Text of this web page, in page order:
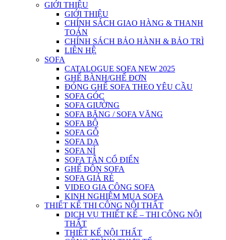
GIỚI THIỆU
GIỚI THIỆU
CHÍNH SÁCH GIAO HÀNG & THANH
TOÁN
CHÍNH SÁCH BẢO HÀNH & BẢO TRÌ
LIÊN HỆ
SOFA
CATALOGUE SOFA NEW 2025
GHẾ BÀNH/GHẾ ĐƠN
ĐÓNG GHẾ SOFA THEO YÊU CẦU
SOFA GÓC
SOFA GIƯỜNG
SOFA BĂNG / SOFA VĂNG
SOFA BỘ
SOFA GỖ
SOFA DA
SOFA NỈ
SOFA TÂN CỔ ĐIỂN
GHẾ ĐÔN SOFA
SOFA GIÁ RẺ
VIDEO GIA CÔNG SOFA
KINH NGHIỆM MUA SOFA
THIẾT KẾ THI CÔNG NỘI THẤT
DỊCH VỤ THIẾT KẾ – THI CÔNG NỘI
THẤT
THIẾT KẾ NỘI THẤT